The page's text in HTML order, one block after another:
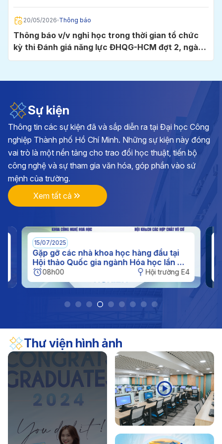
Chí Minh
20/05/2026 Thông báo
Thông báo v/v nghỉ học trong thời gian tổ chức
kỳ thi Đánh giá năng lực ĐHQG-HCM đợt 2, ngày
24/5/2026 tại Cụm thi Trường Đại học Công
học kỳ I, năm học 2026 - 2027
28/04/2026 Thông báo
Kế hoạch triển khai cuộc thi chính luận về bảo vệ
nền tảng tư tưởng của Đảng lần thứ 6, năm 2026
tại Đảng bộ Trường ĐH Công nghiệp TP.HCM
17/04/2026 Thông báo
Thông báo v/v vận động đóng góp hình ảnh, tư
liệu và hiện vật hướng tới kỷ niệm 70 năm Ngày
(11/11/1956 - 11/11/2026)
17/04/2026 Thông báo
Thông báo kế hoạch nghỉ hè đối với sinh viên năm
2026
Sự kiện
Thông tin các sự kiện đã và sắp diễn ra tại Đại học Công
nghiệp Thành phố Hồ Chí Minh. Những sự kiện này đóng
vai trò là một nền tảng cho trao đổi học thuật, tiến bộ
công nghệ và sự tham gia văn hóa, góp phần vào sứ
mệnh của trường.
Xem tất cả
15/07/2025
Gặp gỡ các nhà khoa học hàng đầu tại
Hội thảo Quốc gia ngành Hóa học lần XI
tại IUH
08h00 Hội trường E4
Thư viện hình ảnh